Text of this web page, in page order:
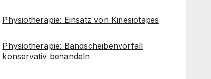
Physiotherapie: Einsatz von Kinesiotapes
Physiotherapie: Bandscheibenvorfall
konservativ behandeln